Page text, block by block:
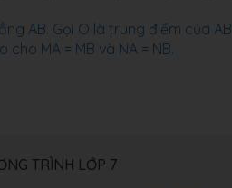
AB. Gọi O là trung điểm của
cho MA = MB và NA = NB.
TRÌNH LỚP 7